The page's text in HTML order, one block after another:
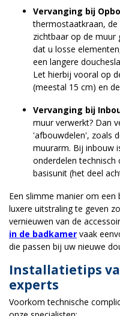
Vervanging bij
thermostaatkraan, de
zichtbaar op de
dat u losse
een langere
Let hierbij vooral op
(meestal 15 cm) en
Vervanging bij
muur verwerkt? Dan
'afbouwdelen', zoals
muurarm. Bij inbouw
onderdelen
basisunit (het deel
Een slimme manier om
luxere uitstraling te geven
vernieuwen van de
in de badkamer vaak
die passen bij uw nieuwe
Installatietips
experts
Voorkom technische